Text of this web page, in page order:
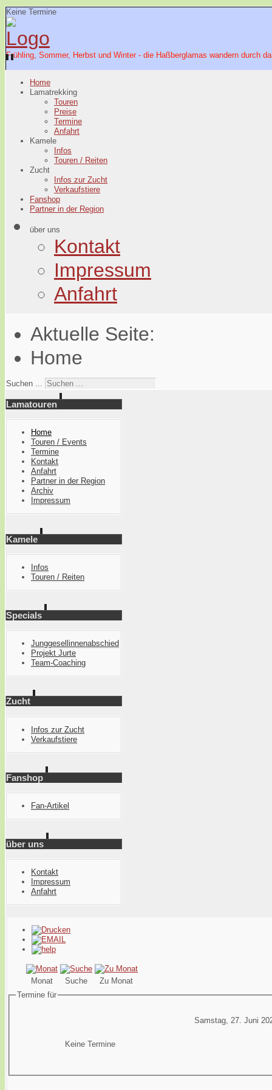
Keine Termine
Frühling, Sommer, Herbst und Winter - die Haßberglamas wandern durch
Home
Lamatrekking
Touren
Preise
Termine
Anfahrt
Kamele
Infos
Touren / Reiten
Zucht
Infos zur Zucht
Verkaufstiere
Fanshop
Partner in der Region
über uns
Kontakt
Impressum
Anfahrt
Aktuelle Seite:
Home
Suchen ...
Lamatouren
Home
Touren / Events
Termine
Kontakt
Anfahrt
Partner in der Region
Archiv
Impressum
Kamele
Infos
Touren / Reiten
Specials
Junggesellinnenabschied
Projekt Jurte
Team-Coaching
Zucht
Infos zur Zucht
Verkaufstiere
Fanshop
Fan-Artikel
über uns
Kontakt
Impressum
Anfahrt
Monat Suche
Zu Monat
Termine für
Samstag, 27. Juni
Keine Termine